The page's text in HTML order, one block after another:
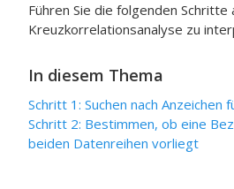
Führen Sie die folgenden Schritte
Kreuzkorrelationsanalyse zu
In diesem Thema
Schritt 1: Suchen nach Anzeichen
Schritt 2: Bestimmen, ob eine
beiden Datenreihen vorliegt